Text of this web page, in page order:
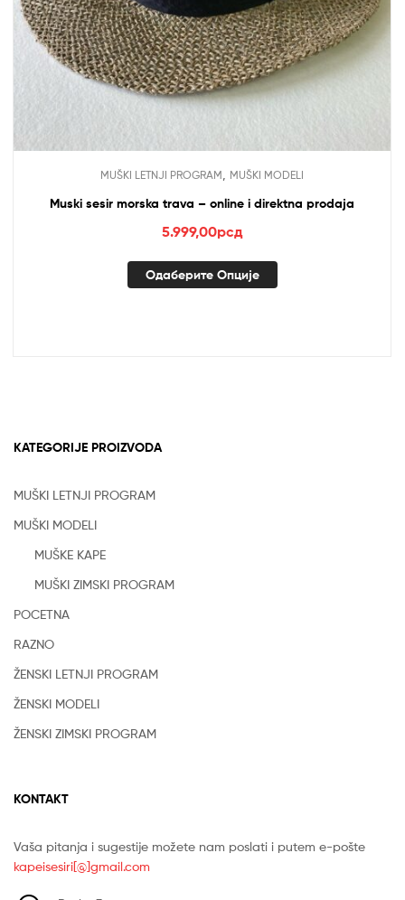
MUŠKI LETNJI PROGRAM MUŠKI MODELI
Muski sesir morska trava – online i direktna prodaja
5.999,00рсд
Одаберите Опције
KATEGORIJE PROIZVODA
MUŠKI LETNJI PROGRAM
MUŠKI MODELI
MUŠKE KAPE
MUŠKI ZIMSKI PROGRAM
POCETNA
RAZNO
ŽENSKI LETNJI PROGRAM
ŽENSKI MODELI
ŽENSKI ZIMSKI PROGRAM
KONTAKT
Vaša pitanja i sugestije možete nam poslati i putem e-pošte
kapeisesiri[@]gmail.com